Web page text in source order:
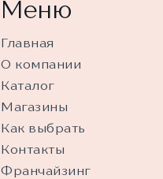
Меню
Главная
О компании
Каталог
Магазины
Как выбрать
Контакты
Франчайзинг